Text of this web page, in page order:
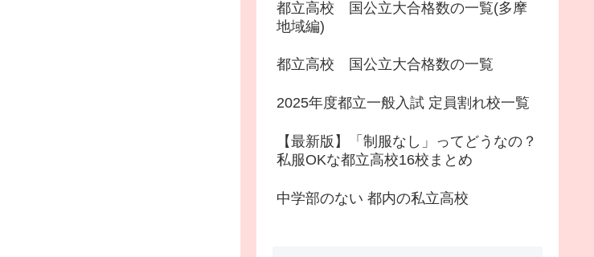
都立高校 国公立大合格数の一覧(多摩
地域編)
都立高校 国公立大合格数の一覧
2025年度都立一般入試 定員割れ校一覧
【最新版】「制服なし」ってどうなの？
私服OKな都立高校16校まとめ
中学部のない 都内の私立高校